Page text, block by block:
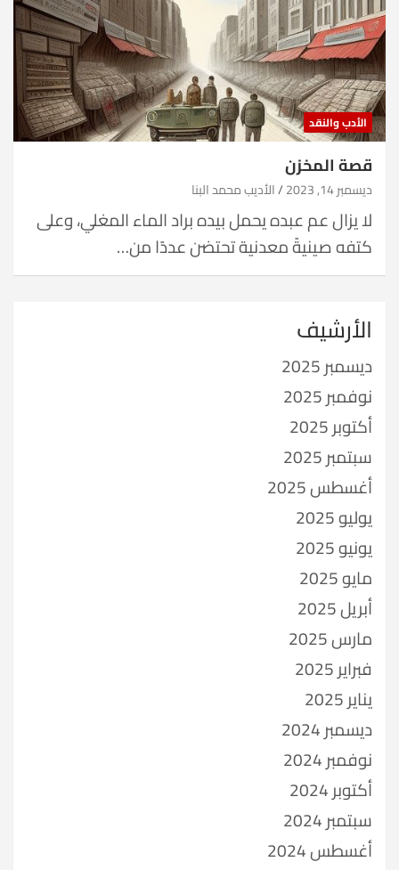
الأدب والنقد
قصة المخزن
ديسمبر 14, 2023 الأديب محمد البنا
لا يزال عم عبده يحمل بيده براد الماء المغلي، وعلى
كتفه صينيةً معدنية تحتضن عددًا من…
الأرشيف
ديسمبر 2025
نوفمبر 2025
أكتوبر 2025
سبتمبر 2025
أغسطس 2025
يوليو 2025
يونيو 2025
مايو 2025
أبريل 2025
مارس 2025
فبراير 2025
يناير 2025
ديسمبر 2024
نوفمبر 2024
أكتوبر 2024
سبتمبر 2024
أغسطس 2024